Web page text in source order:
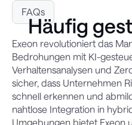
FAQs
Häufig
Exeon revolutioniert das
Bedrohungen mit KI-
Verhaltensanalysen und
sicher, dass Unternehmen
schnell erkennen und
nahtlose Integration in
Umgebungen bietet Exeon